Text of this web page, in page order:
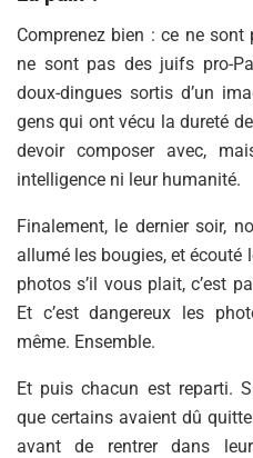
Comprenez bien : ce ne sont
ne sont pas des juifs pro-
doux-dingues sortis d’un
gens qui ont vécu la dureté
devoir composer avec,
intelligence ni leur humanité.
Finalement, le dernier soir,
allumé les bougies, et écouté
photos s’il vous plait, c’est
Et c’est dangereux les
même. Ensemble.
Et puis chacun est reparti.
que certains avaient dû
avant de rentrer dans